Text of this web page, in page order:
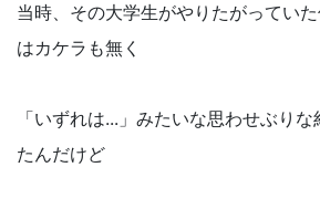
当時、その大学生がやりたがってい
はカケラも無く
「いずれは...」みたいな思わせぶり
たんだけど